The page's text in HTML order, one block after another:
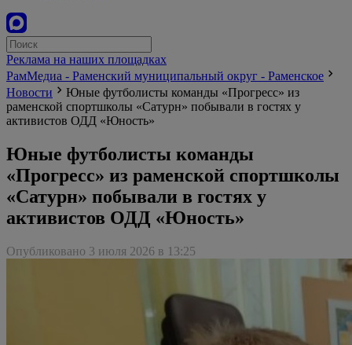
Реклама на наших площадках
РамМедиа - Раменский муниципальный округ - Раменское
Новости
Юные футболисты команды «Прогресс» из
раменской спортшколы «Сатурн» побывали в гостях у
активистов ОДД «Юность»
Юные футболисты команды
«Прогресс» из раменской спортшколы
«Сатурн» побывали в гостях у
активистов ОДД «Юность»
Опубликовано 3 июля 2026 в 13:25